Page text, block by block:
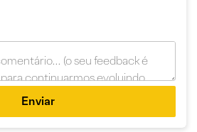
Enviar